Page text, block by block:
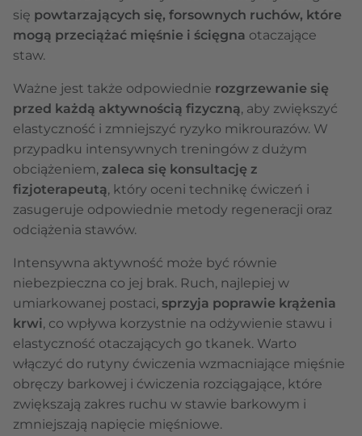
się powtarzających się, forsownych ruchów, które
mogą przeciążać mięśnie i ścięgna otaczające
staw.
Ważne jest także odpowiednie rozgrzewanie się
przed każdą aktywnością fizyczną, aby zwiększyć
elastyczność i zmniejszyć ryzyko mikrourazów. W
przypadku intensywnych treningów z dużym
obciążeniem, zaleca się konsultację z
fizjoterapeutą, który oceni technikę ćwiczeń i
zasugeruje odpowiednie metody regeneracji oraz
odciążenia stawów.
Intensywna aktywność może być równie
niebezpieczna co jej brak. Ruch, najlepiej w
umiarkowanej postaci, sprzyja poprawie krążenia
krwi, co wpływa korzystnie na odżywienie stawu i
elastyczność otaczających go tkanek. Warto
włączyć do rutyny ćwiczenia wzmacniające mięśnie
obręczy barkowej i ćwiczenia rozciągające, które
zwiększają zakres ruchu w stawie barkowym i
zmniejszają napięcie mięśniowe.